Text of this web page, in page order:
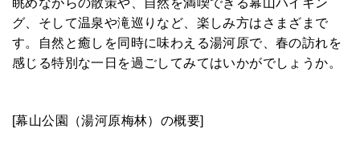
眺めながらの散策や、自然を満喫できる幕山ハイキン
グ、そして温泉や滝巡りなど、楽しみ方はさまざまで
す。自然と癒しを同時に味わえる湯河原で、春の訪れを
感じる特別な一日を過ごしてみてはいかがでしょうか。
[幕山公園（湯河原梅林）の概要]